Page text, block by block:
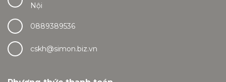
Nội
0889389536
cskh@simon.biz.vn